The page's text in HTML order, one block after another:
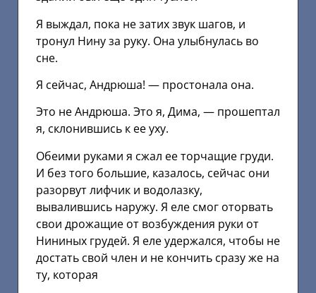
Я выждал, пока не затих звук шагов, и
тронул Нину за руку. Она улыбнулась во
сне.
Я сейчас, Андрюша! — простонала она.
Это не Андрюша. Это я, Дима, — прошептал
я, склонившись к ее уху.
Обеими руками я сжал ее торчащие груди.
И без того большие, казалось, сейчас они
разорвут лифчик и водолазку,
вывалившись наружу. Я еле смог оторвать
свои дрожащие от возбуждения руки от
Нининых грудей. Я еле удержался, чтобы не
достать свой член и не кончить сразу же на
ту, которая